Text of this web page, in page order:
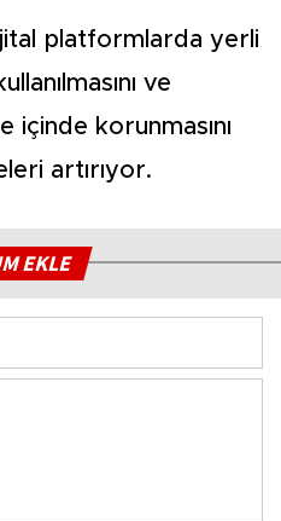
platformlarda yerli
ve
içinde korunmasını
artırıyor.
EKLE